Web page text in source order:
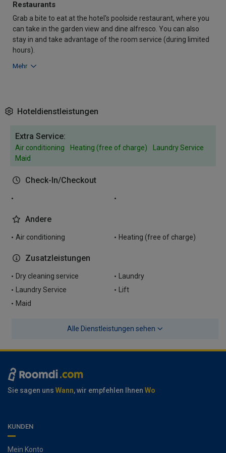
Restaurants
Grab a bite to eat at the hotel's poolside restaurant, where you
can take in the garden view and dine alfresco. You can also
stay in and take advantage of the room service (during limited
hours).
Mehr
Hoteldienstleistungen
Extra Service:
Air conditioning Heating (free of charge)
Laundry Service
Maid
Check-In/Checkout
Andere
Air conditioning Heating (free of charge)
Zusatzleistungen
Dry cleaning service
Laundry
Laundry Service
Lift
Maid
Alle Dienstleistungen sehen
Sie sagen uns Wann, wir empfehlen Ihnen Wo
KUNDEN
Mein Konto